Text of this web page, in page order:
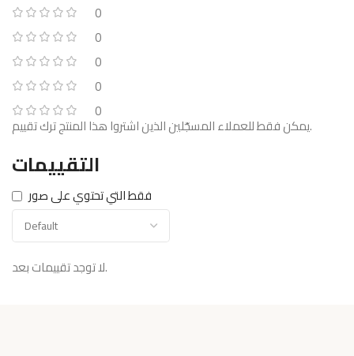
0
0
0
0
0
التقييمات
فقط التي تحتوي على صور
لا توجد تقييمات بعد.
يمكن فقط للعملاء المسجّلين الذين اشتروا هذا المنتج ترك تقييم.